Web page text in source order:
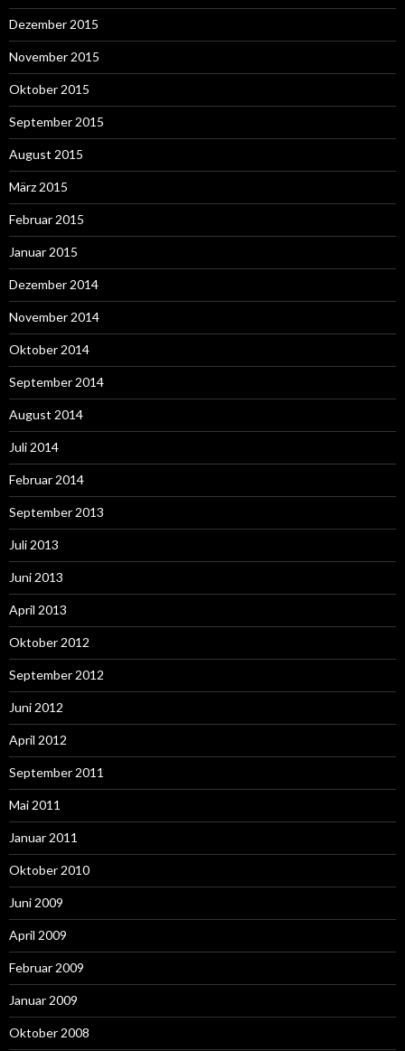
Dezember 2015
November 2015
Oktober 2015
September 2015
August 2015
März 2015
Februar 2015
Januar 2015
Dezember 2014
November 2014
Oktober 2014
September 2014
August 2014
Juli 2014
Februar 2014
September 2013
Juli 2013
Juni 2013
April 2013
Oktober 2012
September 2012
Juni 2012
April 2012
September 2011
Mai 2011
Januar 2011
Oktober 2010
Juni 2009
April 2009
Februar 2009
Januar 2009
Oktober 2008